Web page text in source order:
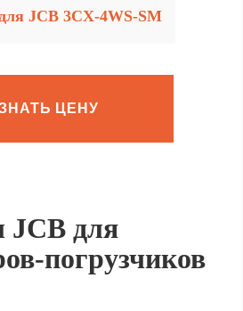
JCB 3CX-4WS-SM
ЦЕНУ
JCB для
погрузчиков